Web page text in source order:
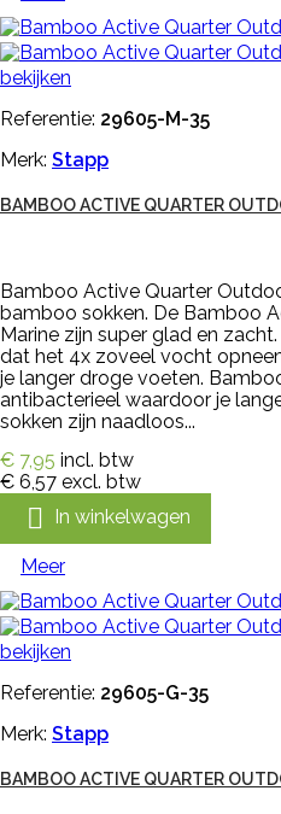
bekijken
Referentie: 29605-M-35
Merk: Stapp
BAMBOO ACTIVE QUARTER
Bamboo Active Quarter
bamboo sokken. De Bamboo
Marine zijn super glad en
dat het 4x zoveel vocht
je langer droge voeten.
antibacterieel waardoor je
sokken zijn naadloos...
€ 7,95 incl. btw
€ 6,57 excl. btw
 In winkelwagen
Meer
bekijken
Referentie: 29605-G-35
Merk: Stapp
BAMBOO ACTIVE QUARTER